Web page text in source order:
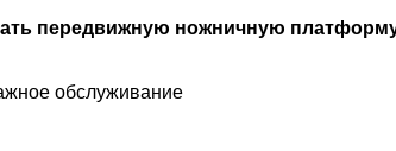
передвижную ножничную
обслуживание